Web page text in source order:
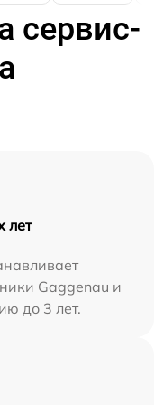
сервис-
лет
Gaggenau и
до 3 лет.